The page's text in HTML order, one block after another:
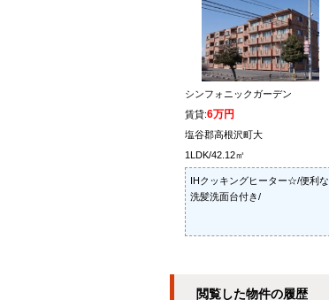
シンフォニックガーデン
賃貸:6万円
塩谷郡高根沢町大
1LDK/42.12㎡
IHクッキングヒーター☆/便利な
洗髪洗面台付き/
閲覧した物件の履歴